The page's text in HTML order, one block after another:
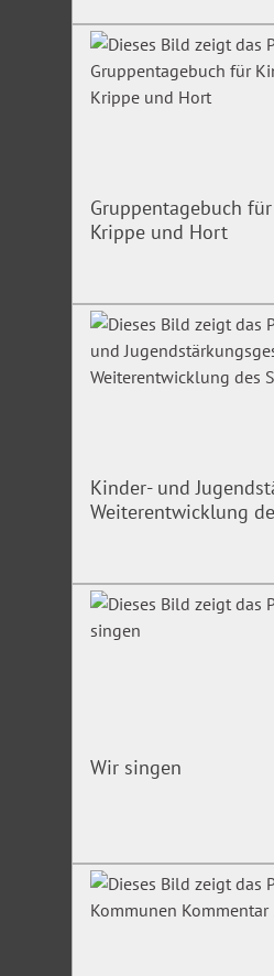
Gruppentagebuch
Krippe und Hort
Kinder- und
Weiterentwicklung
Wir singen